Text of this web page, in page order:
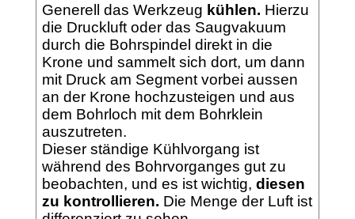
Generell das Werkzeug kühlen. Hierzu
die Druckluft oder das Saugvakuum
durch die Bohrspindel direkt in die
Krone und sammelt sich dort, um dann
mit Druck am Segment vorbei aussen
an der Krone hochzusteigen und aus
dem Bohrloch mit dem Bohrklein
auszutreten.
Dieser ständige Kühlvorgang ist
während des Bohrvorganges gut zu
beobachten, und es ist wichtig, diesen
zu kontrollieren. Die Menge der Luft ist